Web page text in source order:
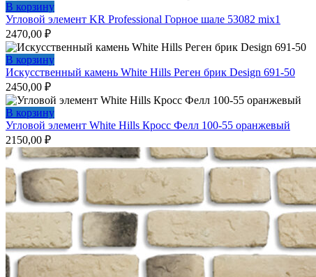
В корзину
Угловой элемент KR Professional Горное шале 53082 mix1
2470,00 ₽
В корзину
Искусственный камень White Hills Реген брик Design 691-50
2450,00 ₽
В корзину
Угловой элемент White Hills Кросс Фелл 100-55 оранжевый
2150,00 ₽